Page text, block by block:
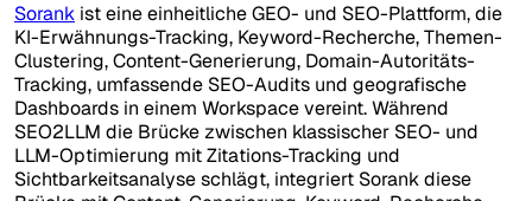
Sorank ist eine einheitliche GEO- und SEO-Plattform, die
KI-Erwähnungs-Tracking, Keyword-Recherche, Themen-
Clustering, Content-Generierung, Domain-Autoritäts-
Tracking, umfassende SEO-Audits und geografische
Dashboards in einem Workspace vereint. Während
SEO2LLM die Brücke zwischen klassischer SEO- und
LLM-Optimierung mit Zitations-Tracking und
Sichtbarkeitsanalyse schlägt, integriert Sorank diese